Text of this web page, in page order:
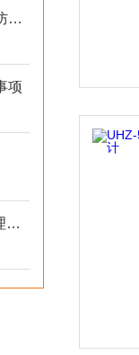
氧化锆氧量分析仪故障原因分析与防范措施
项
Y-100B/Z/MF隔膜压力表的结构原理和温度特性